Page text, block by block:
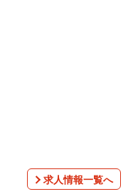
求人情報一覧へ